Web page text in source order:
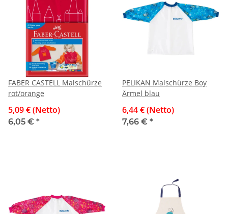
FABER CASTELL Malschürze
rot/orange
5,09 € (Netto)
6,05 € *
PELIKAN Malschürze Boy
Ärmel blau
6,44 € (Netto)
7,66 € *